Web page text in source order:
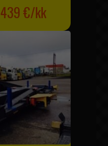
439 €/kk